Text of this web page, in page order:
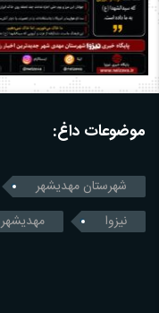
موضوعات داغ:
شهرستان مهدیشهر
نیزوا
مهدیشهر